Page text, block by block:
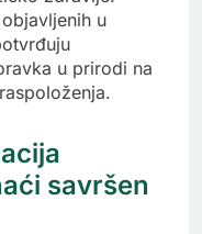
u
u prirodi na
savršen